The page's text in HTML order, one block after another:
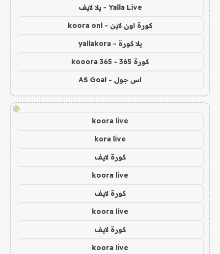
Yalla Live - يلا لايف
كورة اون لاين - koora onl
يلا كورة - yallakora
كورة 365 - kooora 365
اس جول - AS Goal
!
koora live
kora live
كورة لايف
koora live
كورة لايف
koora live
كورة لايف
koora live